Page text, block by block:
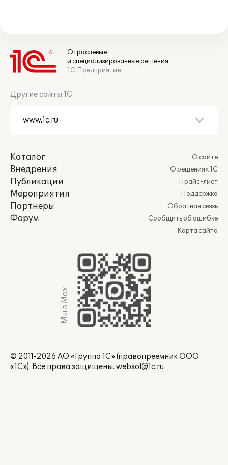
Отраслевые
и специализированные решения
1С:Предприятие
Другие сайты 1С
Каталог
Внедрения
Публикации
Мероприятия
Партнеры
Форум
О сайте
О решениях 1С
Прайс-лист
Поддержка
Обратная связь
Сообщить об ошибке
Карта сайта
Мы в Max
© 2011-2026 АО «Группа 1С» (правопреемник ООО
«1С»). Все права защищены. websol@1c.ru